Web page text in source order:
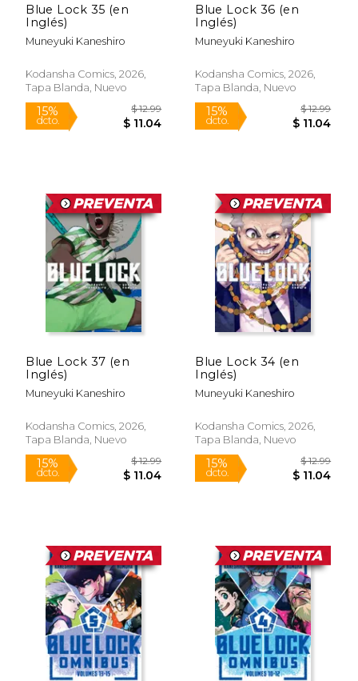
Blue Lock 35 (en
Inglés)
Muneyuki Kaneshiro
Kodansha Comics, 2026,
Tapa Blanda, Nuevo
15%
Blue Lock 36 (en
Inglés)
Muneyuki Kaneshiro
Kodansha Comics, 2026,
Tapa Blanda, Nuevo
15%
dcto.
Blue Lock 37 (en
Inglés)
Muneyuki Kaneshiro
Kodansha Comics, 2026,
Tapa Blanda, Nuevo
Blue Lock 34 (en
Inglés)
Muneyuki Kaneshiro
Kodansha Comics, 2026,
Tapa Blanda, Nuevo